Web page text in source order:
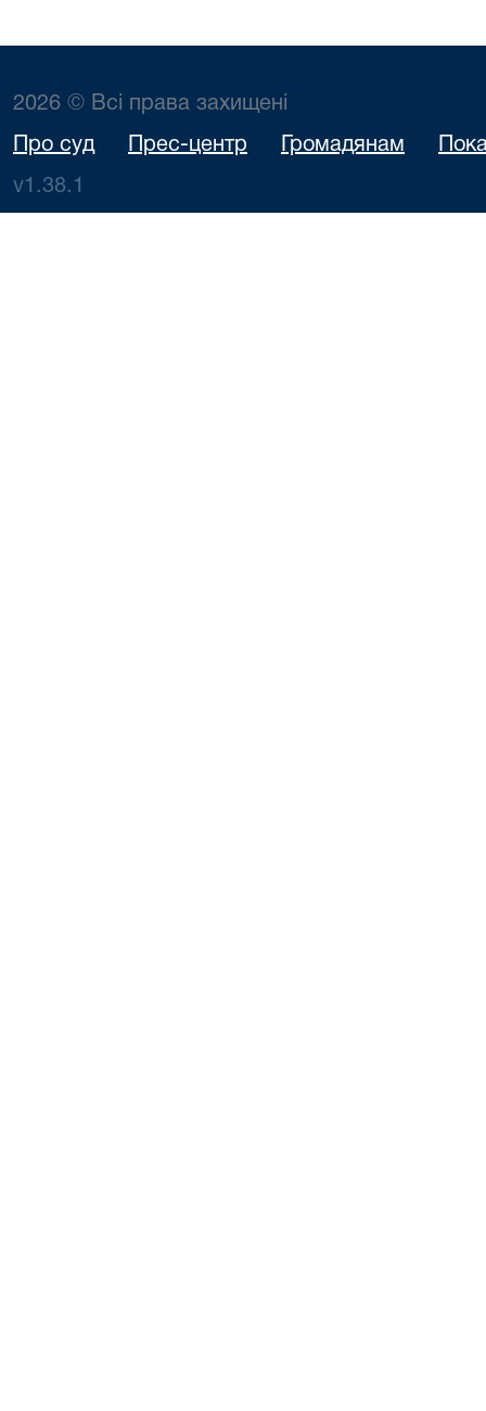
2026 © Всі права захищені
Про суд Прес-центр Громадянам
v1.38.1